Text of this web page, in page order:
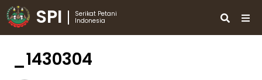
SPI
Serikat Petani
Indonesia
_1430304